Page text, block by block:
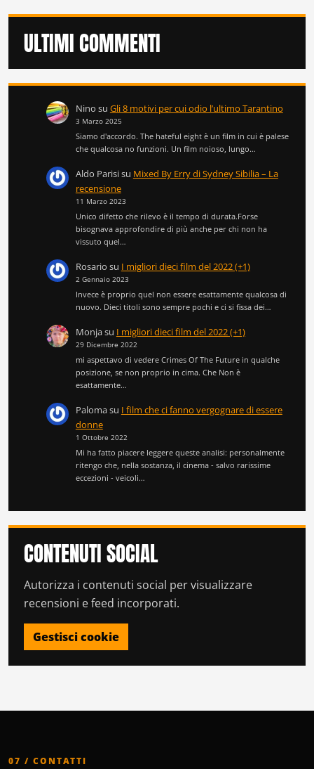
ULTIMI COMMENTI
Nino su Gli 8 motivi per cui odio l’ultimo Tarantino
3 Marzo 2025
Siamo d'accordo. The hateful eight è un film in cui è palese
che qualcosa no funzioni. Un film noioso, lungo…
Aldo Parisisu Mixed By Erry di Sydney Sibilia – La
recensione
11 Marzo 2023
Unico difetto che rilevo è il tempo di durata.Forse
bisognava approfondire di più anche per chi non ha
vissuto quel…
Rosario su I migliori dieci film del 2022 (+1)
2 Gennaio 2023
Invece è proprio quel non essere esattamente qualcosa di
nuovo. Dieci titoli sono sempre pochi e ci si fissa dei…
Monjasu I migliori dieci film del 2022 (+1)
29 Dicembre 2022
mi aspettavo di vedere Crimes Of The Future in qualche
posizione, se non proprio in cima. Che Non è
esattamente…
Palomasu I film che ci fanno vergognare di essere
donne
1 Ottobre 2022
Mi ha fatto piacere leggere queste analisi: personalmente
ritengo che, nella sostanza, il cinema - salvo rarissime
eccezioni - veicoli…
CONTENUTI SOCIAL
Autorizza i contenuti social per visualizzare
recensioni e feed incorporati.
Gestisci cookie
07 / CONTATTI